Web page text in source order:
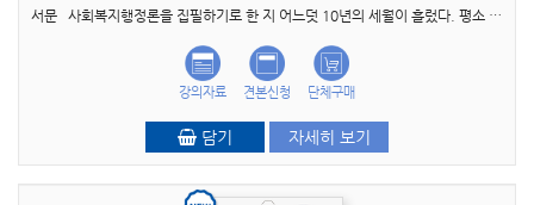
서문 사회복지행정론을 집필하기로 한 지 어느덧 10년의 세월이 흘렀다. 평소 약속을 잘 지키는 편에 속하는 사람임에도, 이번만큼은 중간에 집필을 포기할까 하는 생각마저 들기도 했다. 사회복..
강의자료 견본신청 단체구매
담기 자세히 보기